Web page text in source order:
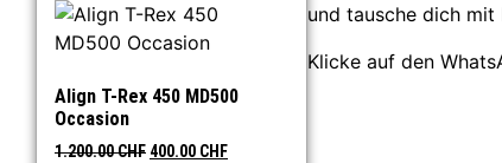
Align T-Rex 450 MD500
Occasion
1.200.00CHF 400.00 CHF
und tausche dich mit
Klicke auf den